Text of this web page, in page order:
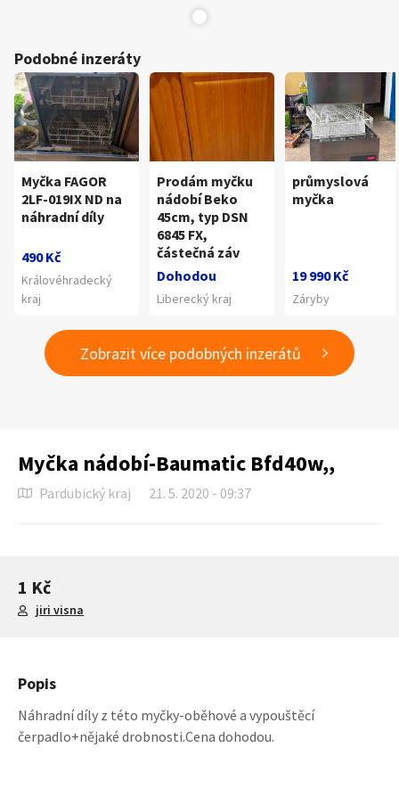
Podobné inzeráty
Myčka FAGOR
2LF-019IX ND na
náhradní díly
490 Kč
Královéhradecký
kraj
Prodám myčku
nádobí Beko
45cm, typ DSN
6845 FX,
částečná záv
Dohodou
Liberecký kraj
průmyslová
myčka
19 990 Kč
Záryby
Zobrazit více podobných inzerátů
Myčka nádobí-Baumatic Bfd40w,,
Pardubický kraj 21. 5. 2020 - 09:37
1 Kč
jiri visna
Popis
Náhradní díly z této myčky-oběhové a vypouštěcí
čerpadlo+nějaké drobnosti.Cena dohodou.